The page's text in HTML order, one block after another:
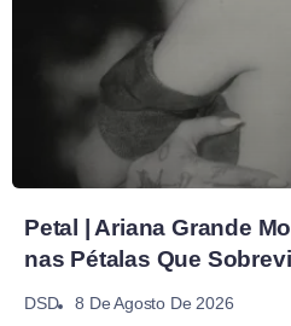
Petal | Ariana Grande
nas Pétalas Que
DSD 8 De Agosto De 2026